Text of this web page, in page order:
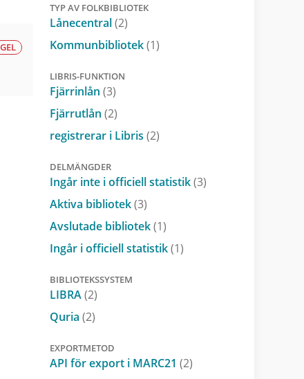
TYP AV FOLKBIBLIOTEK
Lånecentral(2)
Kommunbibliotek(1)
LIBRIS-FUNKTION
Fjärrinlån (3)
Fjärrutlån (2)
registrerar i Libris (2)
DELMÄNGDER
Ingår inte i officiell statistik(3)
Aktiva bibliotek(3)
Avslutade bibliotek(1)
Ingår i officiell statistik(1)
BIBLIOTEKSSYSTEM
LIBRA(2)
Quria (2)
EXPORTMETOD
API för export i MARC21 (2)